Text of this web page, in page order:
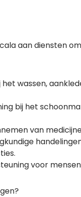
aan diensten
het wassen,
bij het
van
voor